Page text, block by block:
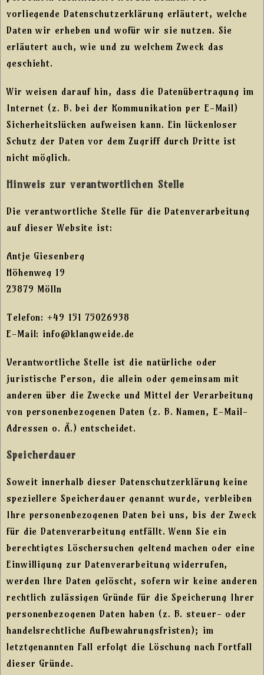
vorliegende Datenschutzerklärung erläutert, welche
Daten wir erheben und wofür wir sie nutzen. Sie
erläutert auch, wie und zu welchem Zweck das
geschieht.
Wir weisen darauf hin, dass die Datenübertragung im
Internet (z. B. bei der Kommunikation per E-Mail)
Sicherheitslücken aufweisen kann. Ein lückenloser
Schutz der Daten vor dem Zugriff durch Dritte ist
nicht möglich.
Hinweis zur verantwortlichen Stelle
Die verantwortliche Stelle für die Datenverarbeitung
auf dieser Website ist:
Antje Giesenberg
Höhenweg 19
23879 Mölln
Telefon: +49 151 75026938
E-Mail: info@klangweide.de
Verantwortliche Stelle ist die natürliche oder
juristische Person, die allein oder gemeinsam mit
anderen über die Zwecke und Mittel der Verarbeitung
von personenbezogenen Daten (z. B. Namen, E-Mail-
Adressen o. Ä.) entscheidet.
Speicherdauer
Soweit innerhalb dieser Datenschutzerklärung keine
speziellere Speicherdauer genannt wurde, verbleiben
Ihre personenbezogenen Daten bei uns, bis der Zweck
für die Datenverarbeitung entfällt. Wenn Sie ein
berechtigtes Löschersuchen geltend machen oder eine
Einwilligung zur Datenverarbeitung widerrufen,
werden Ihre Daten gelöscht, sofern wir keine anderen
rechtlich zulässigen Gründe für die Speicherung Ihrer
personenbezogenen Daten haben (z. B. steuer- oder
handelsrechtliche Aufbewahrungsfristen); im
letztgenannten Fall erfolgt die Löschung nach Fortfall
dieser Gründe.